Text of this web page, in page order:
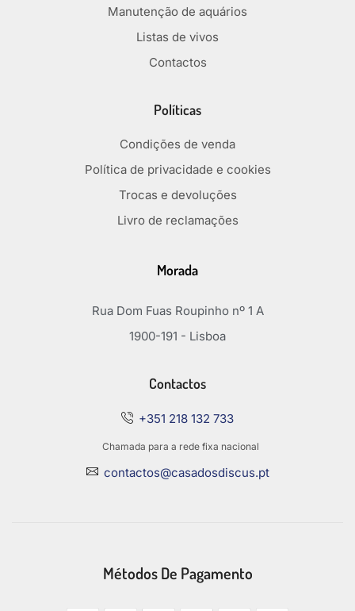
Manutenção de aquários
Listas de vivos
Contactos
Políticas
Condições de venda
Política de privacidade e cookies
Trocas e devoluções
Livro de reclamações
Morada
Rua Dom Fuas Roupinho nº 1 A
1900-191 - Lisboa
Contactos
+351 218 132 733
Chamada para a rede fixa nacional
contactos@casadosdiscus.pt
Métodos De Pagamento